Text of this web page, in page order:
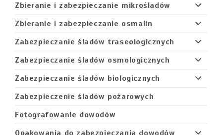
Zbieranie i zabezpieczanie mikrośladów
Zbieranie i zabezpieczanie osmalin
Zabezpieczanie śladów traseologicznych
Zabezpieczanie śladów osmologicznych
Zabezpieczanie śladów biologicznych
Zabezpieczenie śladów pożarowych
Fotografowanie dowodów